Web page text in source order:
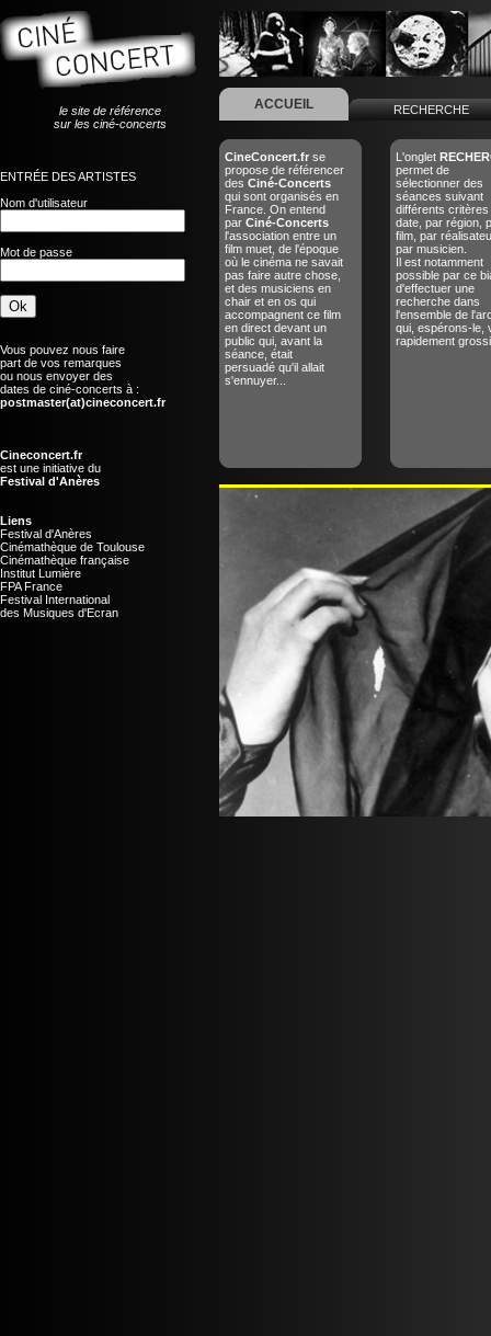
le site de référence
sur les ciné-concerts
ENTRÉE DES ARTISTES
Nom d'utilisateur
Mot de passe
Vous pouvez nous faire
part de vos remarques
ou nous envoyer des
dates de ciné-concerts à :
postmaster(at)cineconcert.fr
Cineconcert.fr
est une initiative du
Festival d'Anères
Liens
Festival d'Anères
Cinémathèque de Toulouse
Cinémathèque française
Institut Lumière
FPA France
Festival International
des Musiques d'Ecran
ACCUEIL RECHERCHE
CineConcert.fr se
propose de référencer
des Ciné-Concerts
qui sont organisés en
France. On entend
par Ciné-Concerts
l'association entre un
film muet, de l'époque
où le cinéma ne savait
pas faire autre chose,
et des musiciens en
chair et en os qui
accompagnent ce film
en direct devant un
public qui, avant la
séance, était
persuadé qu'il allait
s'ennuyer...
L'onglet
permet de
sélectionner des
séances suivant
différents critères
date, par région,
film, par
par musicien.
Il est notamment
possible par ce
d'effectuer une
recherche dans
l'ensemble de
qui, espérons-le,
rapidement